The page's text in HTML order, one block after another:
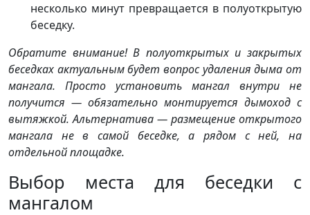
несколько минут превращается в полуоткрытую
беседку.
Обратите внимание! В полуоткрытых и закрытых
беседках актуальным будет вопрос удаления дыма от
мангала. Просто установить мангал внутри не
получится — обязательно монтируется дымоход с
вытяжкой. Альтернатива — размещение открытого
мангала не в самой беседке, а рядом с ней, на
отдельной площадке.
Выбор места для беседки с
мангалом